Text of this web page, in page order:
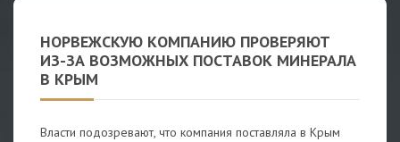
НОРВЕЖСКУЮ КОМПАНИЮ ПРОВЕРЯЮТ
ИЗ-ЗА ВОЗМОЖНЫХ ПОСТАВОК МИНЕРАЛА
В КРЫМ
Власти подозревают, что компания поставляла в Крым